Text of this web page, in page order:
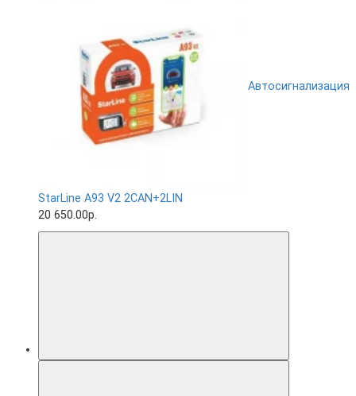
Автосигнализация
StarLine A93 V2 2CAN+2LIN
20 650.00р.